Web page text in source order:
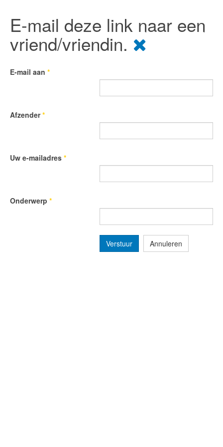
E-mail deze link naar een
vriend/vriendin.
E-mail aan *
Afzender*
Uw e-mailadres *
Onderwerp *
Verstuur Annuleren